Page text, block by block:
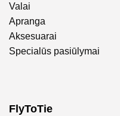
Valai
Apranga
Aksesuarai
Specialūs pasiūlymai
FlyToTie